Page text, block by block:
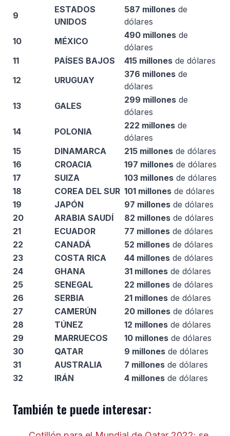
9
ESTADOS
UNIDOS
587 millones de
dólares
10
MÉXICO
490 millones de
dólares
11
PAÍSES BAJOS 415 millones de dólares
12
URUGUAY
376 millones de
dólares
13
GALES
299 millones de
dólares
14
POLONIA
222 millones de
dólares
15
DINAMARCA 215 millones de dólares
16
CROACIA 197 millones de dólares
17
SUIZA 103 millones de dólares
18
COREA DEL SUR 101 millones de dólares
19
JAPÓN 97 millones de dólares
20
ARABIA SAUDÍ 82 millones de dólares
21
ECUADOR 77 millones de dólares
22
CANADÁ 52 millones de dólares
23
COSTA RICA 44 millones de dólares
24
GHANA 31 millones de dólares
25
SENEGAL 22 millones de dólares
26
SERBIA 21 millones de dólares
27
CAMERÚN 20 millones de dólares
28
TÚNEZ 12 millones de dólares
29
MARRUECOS 10 millones de dólares
30
QATAR 9 millones de dólares
31
AUSTRALIA 7 millones de dólares
32
IRÁN 4 millones de dólares
También te puede interesar: